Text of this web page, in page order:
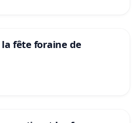
fête foraine de